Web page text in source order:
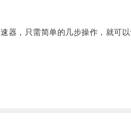
，只需简单的几步操作，就可